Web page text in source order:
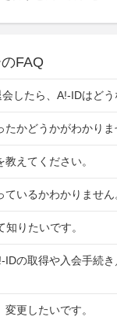
FAQ
したら、A!-IDはどう
かどうかがわかりま
えてください。
いるかわかりません
りたいです。
IDの取得や入会手続
更したいです。